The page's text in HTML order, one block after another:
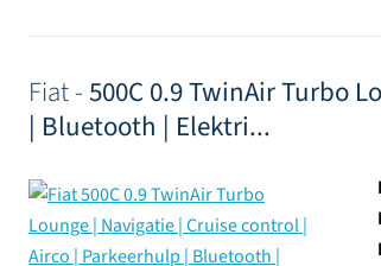
Fiat -500C 0.9 TwinAir Turbo
| Bluetooth | Elektri...